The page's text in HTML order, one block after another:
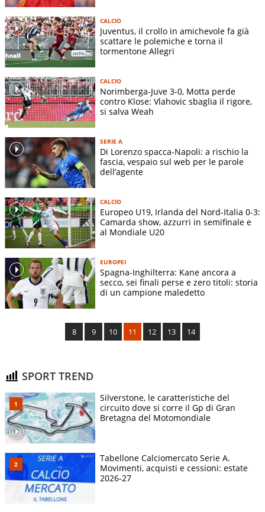
CALCIO
Juventus, il crollo in amichevole fa già
scattare le polemiche e torna il
tormentone Allegri
CALCIO
Norimberga-Juve 3-0, Motta perde
contro Klose: Vlahovic sbaglia il rigore,
si salva Weah
SERIE A
Di Lorenzo spacca-Napoli: a rischio la
fascia, vespaio sul web per le parole
dell’agente
CALCIO
Europeo U19, Irlanda del Nord-Italia 0-3:
Camarda show, azzurri in semifinale e
al Mondiale U20
EUROPEI
Spagna-Inghilterra: Kane ancora a
secco, sei finali perse e zero titoli: storia
di un campione maledetto
8 9 10 11 12 13 14
SPORT TREND
Silverstone, le caratteristiche del
circuito dove si corre il Gp di Gran
Bretagna del Motomondiale
Tabellone Calciomercato Serie A.
Movimenti, acquisti e cessioni: estate
2026-27